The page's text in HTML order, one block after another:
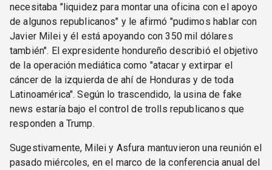
necesitaba "liquidez para montar una oficina con el apoyo
de algunos republicanos" y le afirmó "pudimos hablar con
Javier Milei y él está apoyando con 350 mil dólares
también". El expresidente hondureño describió el objetivo
de la operación mediática como "atacar y extirpar el
cáncer de la izquierda de ahí de Honduras y de toda
Latinoamérica". Según lo trascendido, la usina de fake
news estaría bajo el control de trolls republicanos que
responden a Trump.
Sugestivamente, Milei y Asfura mantuvieron una reunión el
pasado miércoles, en el marco de la conferencia anual del